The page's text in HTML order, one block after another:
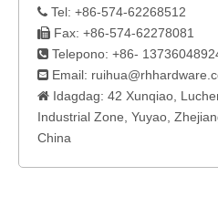
 Tel: +86-574-62268512
 Fax: +86-574-62278081
 Telepono: +86-
 Email:
 Idagdag: 42 Xunqiao,
Industrial Zone, Yuyao,
China